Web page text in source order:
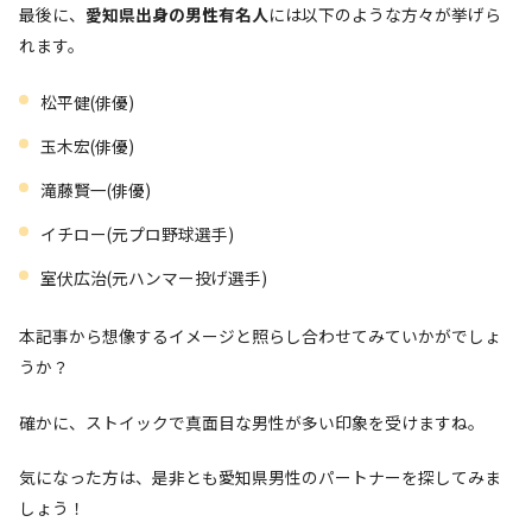
最後に、 愛知県出身の男性有名人には以下のような方々が挙げら
れます。
松平健(俳優)
玉木宏(俳優)
滝藤賢一(俳優)
イチロー(元プロ野球選手)
室伏広治(元ハンマー投げ選手)
本記事から想像するイメージと照らし合わせてみていかがでしょ
うか？
確かに、ストイックで真面目な男性が多い印象を受けますね。
気になった方は、是非とも愛知県男性のパートナーを探してみま
しょう！